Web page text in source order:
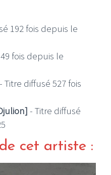
192 fois depuis le
fois depuis le
Titre diffusé 527 fois
- Titre diffusé
cet artiste :